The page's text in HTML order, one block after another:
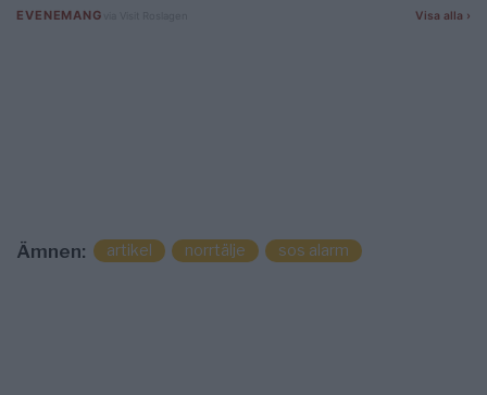
Ämnen: artikel norrtälje sos alarm